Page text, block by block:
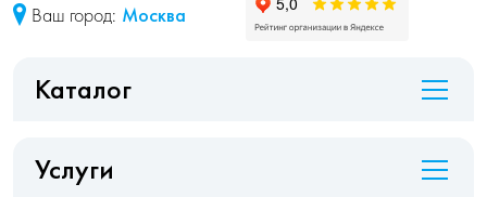
Ваш город: Москва
Каталог
Услуги